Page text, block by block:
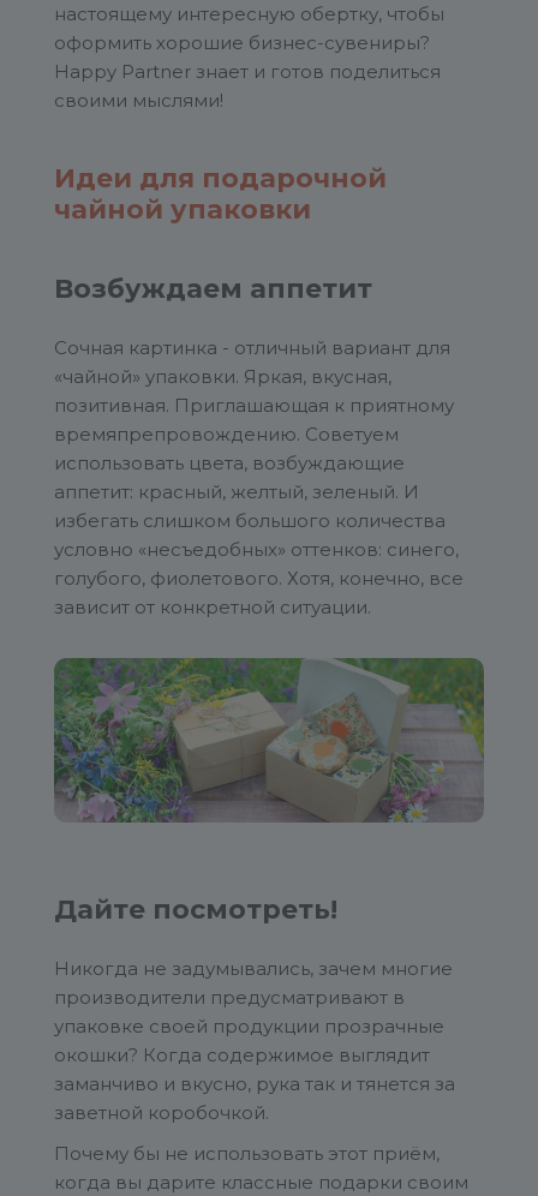
настоящему интересную обертку, чтобы
оформить хорошие бизнес-сувениры?
Happy Partner знает и готов поделиться
своими мыслями!
Идеи для подарочной
чайной упаковки
Возбуждаем аппетит
Сочная картинка - отличный вариант для
«чайной» упаковки. Яркая, вкусная,
позитивная. Приглашающая к приятному
времяпрепровождению. Советуем
использовать цвета, возбуждающие
аппетит: красный, желтый, зеленый. И
избегать слишком большого количества
условно «несъедобных» оттенков: синего,
голубого, фиолетового. Хотя, конечно, все
зависит от конкретной ситуации.
Дайте посмотреть!
Никогда не задумывались, зачем многие
производители предусматривают в
упаковке своей продукции прозрачные
окошки? Когда содержимое выглядит
заманчиво и вкусно, рука так и тянется за
заветной коробочкой.
Почему бы не использовать этот приём,
когда вы дарите классные подарки своим